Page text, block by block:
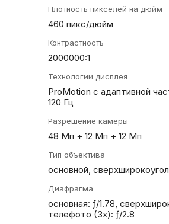
Плотность пикселей на дюйм
460 пикс/дюйм
Контрастность
2000000:1
Технологии дисплея
ProMotion с адаптивной
120 Гц
Разрешение камеры
48 Мп + 12 Мп + 12 Мп
Тип объектива
основной,
Диафрагма
основная: ƒ/1.78,
телефото (3x): ƒ/2.8